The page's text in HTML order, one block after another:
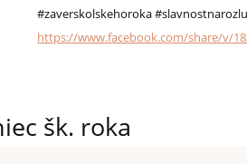
#zaverskolskehoroka
https://www.facebook.com/share/v/
šk. roka